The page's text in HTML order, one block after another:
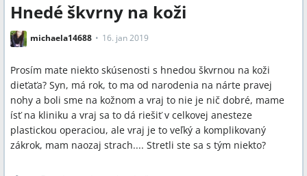
Hnedé škvrny na koži
michaela14688 16. jan 2019
Prosím mate niekto skúsenosti s hnedou škvrnou na koži
dieťaťa? Syn, má rok, to ma od narodenia na nárte pravej
nohy a boli sme na kožnom a vraj to nie je nič dobré, mame
ísť na kliniku a vraj sa to dá riešiť v celkovej anesteze
plastickou operaciou, ale vraj je to veľký a komplikovaný
zákrok, mam naozaj strach.... Stretli ste sa s tým niekto?